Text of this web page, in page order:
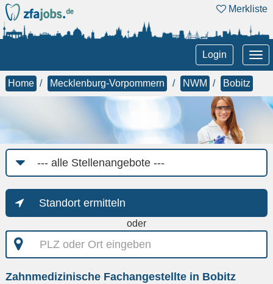
Merkliste
Login
Home Mecklenburg-Vorpommern NWM Bobitz
Job-
Kategorie
Standort ermitteln
oder
PLZ
oder
eingeben
Zahnmedizinische Fachangestellte in Bobitz